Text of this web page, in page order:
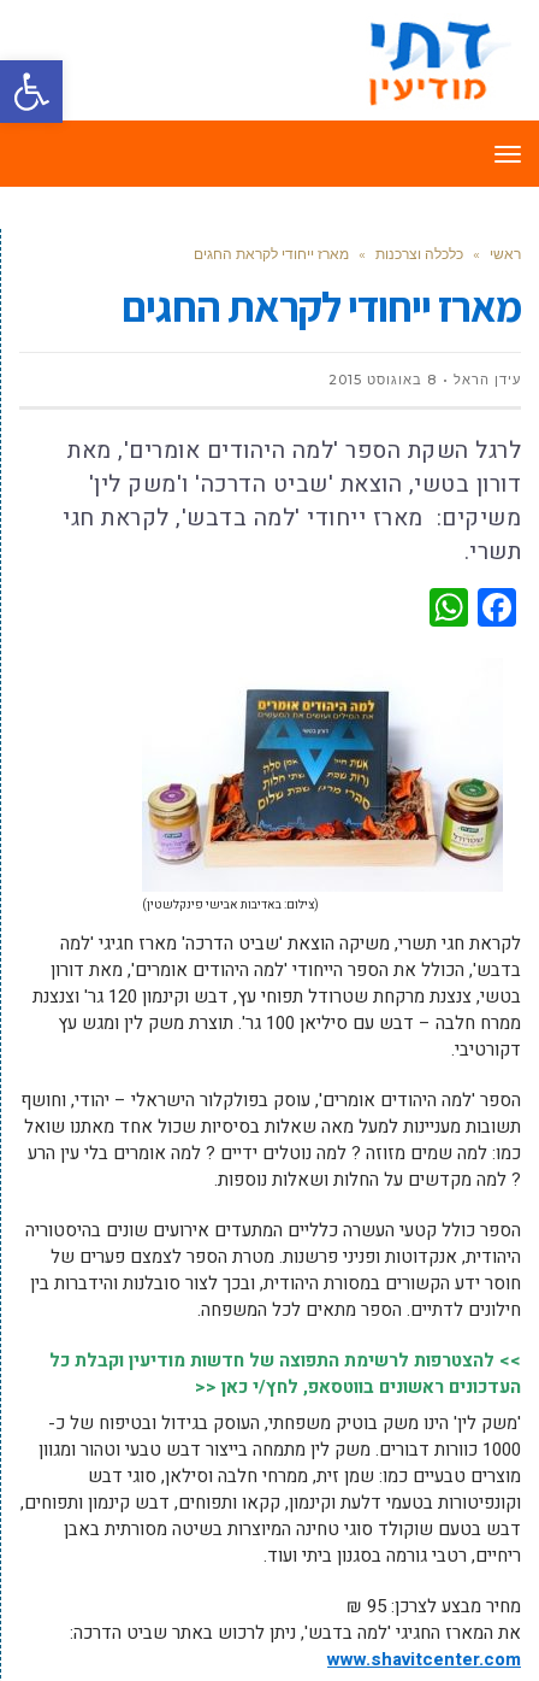
פתח
תפריט
ראשי » כלכלה וצרכנות » מארז ייחודי לקראת החגים
מארז ייחודי לקראת החגים
עידן הראל 8 באוגוסט 2015
לרגל השקת הספר 'למה היהודים אומרים', מאת
דורון בטשי, הוצאת 'שביט הדרכה' ו'משק לין'
משיקים: מארז ייחודי 'למה בדבש', לקראת חגי
תשרי.
Facebook
(צילום: באדיבות אבישי פינקלשטין)
לקראת חגי תשרי, משיקה הוצאת 'שביט הדרכה' מארז חגיגי 'למה
בדבש', הכולל את הספר הייחודי 'למה היהודים אומרים', מאת דורון
בטשי, צנצנת מרקחת שטרודל תפוחי עץ, דבש וקינמון 120 גר' וצנצנת
ממרח חלבה – דבש עם סיליאן 100 גר'. תוצרת משק לין ומגש עץ
דקורטיבי.
הספר 'למה היהודים אומרים', עוסק בפולקלור הישראלי – יהודי, וחושף
תשובות מעניינות למעל מאה שאלות בסיסיות שכול אחד מאתנו שואל
כמו: למה שמים מזוזה ? למה נוטלים ידיים ? למה אומרים בלי עין הרע
? למה מקדשים על החלות ושאלות נוספות.
הספר כולל קטעי העשרה כלליים המתעדים אירועים שונים בהיסטוריה
היהודית, אנקדוטות ופניני פרשנות. מטרת הספר לצמצם פערים של
חוסר ידע הקשורים במסורת היהודית, ובכך לצור סובלנות והידברות בין
חילונים לדתיים. הספר מתאים לכל המשפחה.
>> להצטרפות לרשימת התפוצה של חדשות מודיעין וקבלת כל
העדכונים ראשונים בווטסאפ, לחץ/י כאן <<
'משק לין' הינו משק בוטיק משפחתי, העוסק בגידול ובטיפוח של כ-
1000 כוורות דבורים. משק לין מתמחה בייצור דבש טבעי וטהור ומגוון
מוצרים טבעיים כמו: שמן זית, ממרחי חלבה וסילאן, סוגי דבש
וקונפיטורות בטעמי דלעת וקינמון, קקאו ותפוחים, דבש קינמון ותפוחים,
דבש בטעם שוקולד סוגי טחינה המיוצרות בשיטה מסורתית באבן
ריחיים, רטבי גורמה בסגנון ביתי ועוד.
מחיר מבצע לצרכן: 95 ₪
את המארז החגיגי 'למה בדבש', ניתן לרכוש באתר שביט הדרכה:
www.shavitcenter.com